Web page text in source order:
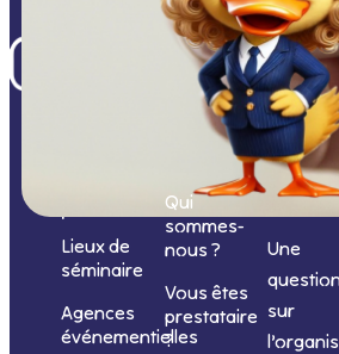
prestations
Lieux de
séminaire
Agences
événementielles
Informations
Qui
sommes-
nous ?
Vous êtes
prestataire
?
Nous
Une
sur